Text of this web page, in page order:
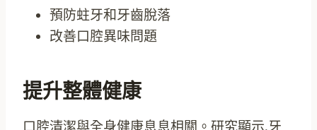
預防蛀牙和牙齒脫落
改善口腔異味問題
提升整體健康
口腔清潔與全身健康息息相關。研究顯示,牙